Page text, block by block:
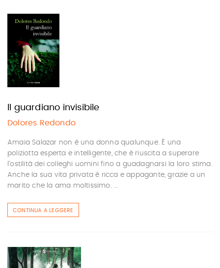
Il guardiano invisibile
Dolores Redondo
Amaia Salazar non è una donna qualunque. È una
poliziotta esperta e intelligente, che è riuscita a superare
l’ostilità dei colleghi uomini fino a guadagnarsi la loro stima.
Anche la sua vita privata è ricca e appagante, grazie a un
marito che la ama moltissimo. ...
CONTINUA A LEGGERE